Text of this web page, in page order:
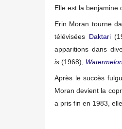
Elle est la benjamine
Erin Moran tourne
télévisées Daktari
apparitions dans
is (1968),
Après le succès
Moran devient la
a pris fin en 1983,